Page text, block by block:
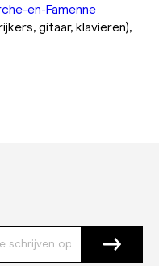
en-Famenne
gitaar, klavieren),